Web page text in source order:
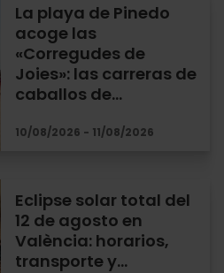
La playa de Pinedo
acoge las
«Corregudes de
Joies»: las carreras de
caballos de…
10/08/2026 - 11/08/2026
Eclipse solar total del
12 de agosto en
València: horarios,
transporte y…